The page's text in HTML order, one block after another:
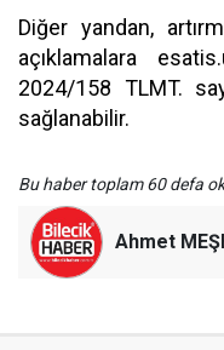
Diğer yandan,
açıklamalara
2024/158 TLMT.
sağlanabilir.
Bu haber toplam 60 defa
Ahmet